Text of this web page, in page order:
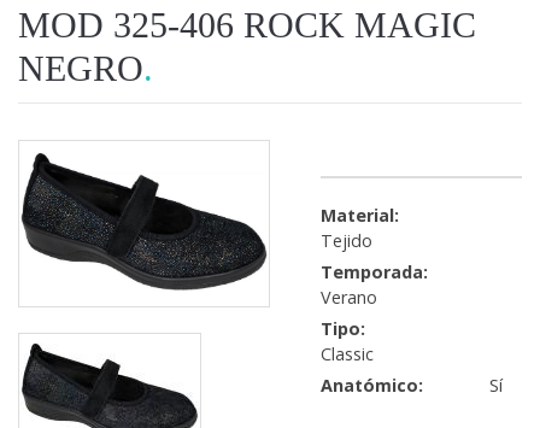
MOD 325-406 ROCK MAGIC
NEGRO
Material:
Tejido
Temporada:
Verano
Tipo:
Classic
Anatómico:
Sí